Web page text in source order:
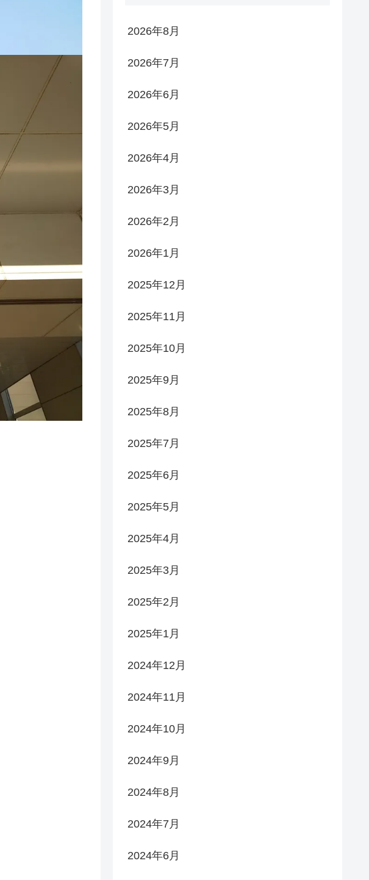
2026年8月
2026年7月
2026年6月
2026年5月
2026年4月
2026年3月
2026年2月
2026年1月
2025年12月
2025年11月
2025年10月
2025年9月
2025年8月
2025年7月
2025年6月
2025年5月
2025年4月
2025年3月
2025年2月
2025年1月
2024年12月
2024年11月
2024年10月
2024年9月
2024年8月
2024年7月
2024年6月